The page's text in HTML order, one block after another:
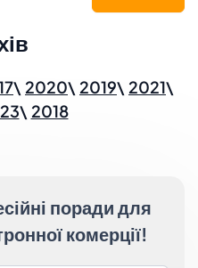
2020 2019
2021
2018
поради для
комерції!